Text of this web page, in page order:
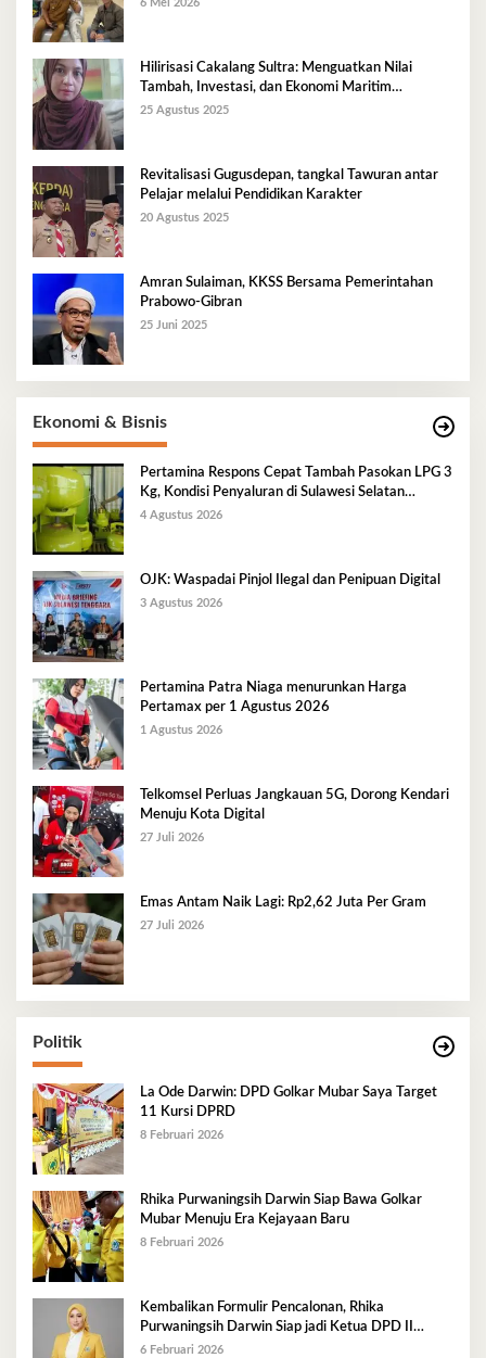
6 Mei 2026
Hilirisasi Cakalang Sultra: Menguatkan Nilai
Tambah, Investasi, dan Ekonomi Maritim
Berkelanjutan
25 Agustus 2025
Revitalisasi Gugusdepan, tangkal Tawuran antar
Pelajar melalui Pendidikan Karakter
20 Agustus 2025
Amran Sulaiman, KKSS Bersama Pemerintahan
Prabowo-Gibran
25 Juni 2025
Ekonomi & Bisnis
Pertamina Respons Cepat Tambah Pasokan LPG 3
Kg, Kondisi Penyaluran di Sulawesi Selatan
Berlangsung Kondusif
4 Agustus 2026
OJK: Waspadai Pinjol Ilegal dan Penipuan Digital
3 Agustus 2026
Pertamina Patra Niaga menurunkan Harga
Pertamax per 1 Agustus 2026
1 Agustus 2026
Telkomsel Perluas Jangkauan 5G, Dorong Kendari
Menuju Kota Digital
27 Juli 2026
Emas Antam Naik Lagi: Rp2,62 Juta Per Gram
27 Juli 2026
Politik
La Ode Darwin: DPD Golkar Mubar Saya Target
11 Kursi DPRD
8 Februari 2026
Rhika Purwaningsih Darwin Siap Bawa Golkar
Mubar Menuju Era Kejayaan Baru
8 Februari 2026
Kembalikan Formulir Pencalonan, Rhika
Purwaningsih Darwin Siap jadi Ketua DPD II
Golkar Mubar
6 Februari 2026